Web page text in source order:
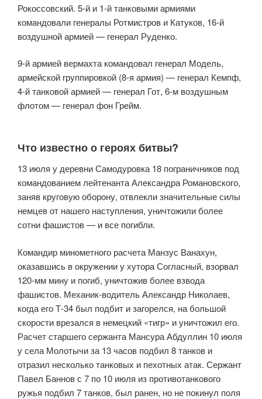
Рокоссовский. 5-й и 1-й танковыми армиями
командовали генералы Ротмистров и Катуков, 16-й
воздушной армией — генерал Руденко.
9-й армией вермахта командовал генерал Модель,
армейской группировкой (8-я армия) — генерал Кемпф,
4-й танковой армией — генерал Гот, 6-м воздушным
флотом — генерал фон Грейм.
Что известно о героях битвы?
13 июля у деревни Самодуровка 18 пограничников под
командованием лейтенанта Александра Романовского,
заняв круговую оборону, отвлекли значительные силы
немцев от нашего наступления, уничтожили более
сотни фашистов — и все погибли.
Командир минометного расчета Манзус Ванахун,
оказавшись в окружении у хутора Согласный, взорвал
120-мм мину и погиб, уничтожив более взвода
фашистов. Механик-водитель Александр Николаев,
когда его Т-34 был подбит и загорелся, на большой
скорости врезался в немецкий «тигр» и уничтожил его.
Расчет старшего сержанта Мансура Абдуллин 10 июля
у села Молотычи за 13 часов подбил 8 танков и
отразил несколько танковых и пехотных атак. Сержант
Павел Баннов с 7 по 10 июля из противотанкового
ружья подбил 7 танков, был ранен, но не покинул поля